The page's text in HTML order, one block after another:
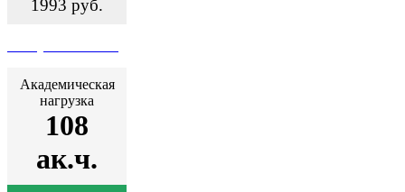
1993 руб.
Академическая
нагрузка
108
ак.ч.